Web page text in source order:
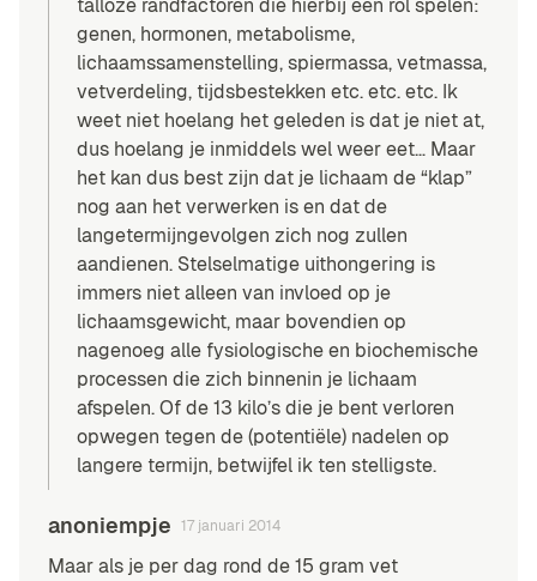
talloze randfactoren die hierbij een rol spelen:
genen, hormonen, metabolisme,
lichaamssamenstelling, spiermassa, vetmassa,
vetverdeling, tijdsbestekken etc. etc. etc. Ik
weet niet hoelang het geleden is dat je niet at,
dus hoelang je inmiddels wel weer eet… Maar
het kan dus best zijn dat je lichaam de “klap”
nog aan het verwerken is en dat de
langetermijngevolgen zich nog zullen
aandienen. Stelselmatige uithongering is
immers niet alleen van invloed op je
lichaamsgewicht, maar bovendien op
nagenoeg alle fysiologische en biochemische
processen die zich binnenin je lichaam
afspelen. Of de 13 kilo’s die je bent verloren
opwegen tegen de (potentiële) nadelen op
langere termijn, betwijfel ik ten stelligste.
anoniempje 17 januari 2014
Maar als je per dag rond de 15 gram vet